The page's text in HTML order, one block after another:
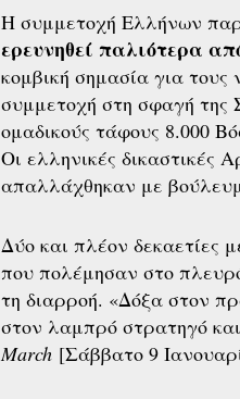
Η συμμετοχή Ελλήνων
ερευνηθεί παλιότερα
κομβική σημασία για τους
συμμετοχή στη σφαγή της
ομαδικούς τάφους 8.000
Οι ελληνικές δικαστικές
απαλλάχθηκαν με
Δύο και πλέον δεκαετίες
που πολέμησαν στο
τη διαρροή. «Δόξα στον
στον λαμπρό στρατηγό
March [Σάββατο 9